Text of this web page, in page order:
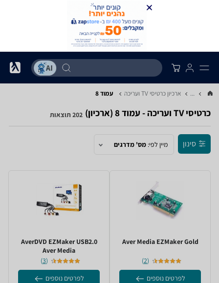
... ארכיון כרטיסי TV ועריכה עמוד 8
כרטיסי TV ועריכה - עמוד 8 (ארכיון) 202 תוצאות
סינון מיין לפי:מס' מדרגים
EZMaker Gold ‏Aver Media
(
2
)
לפרטים נוספים
AverDVD EZMaker USB2.0
(
3
)
לפרטים נוספים